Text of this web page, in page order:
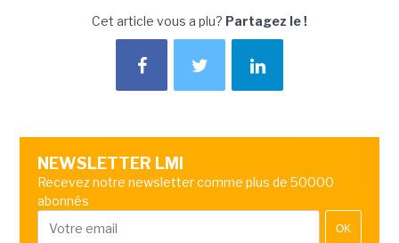
Cet article vous a plu? Partagez le !
NEWSLETTER LMI
Recevez notre newsletter comme plus de 50000
abonnés
OK